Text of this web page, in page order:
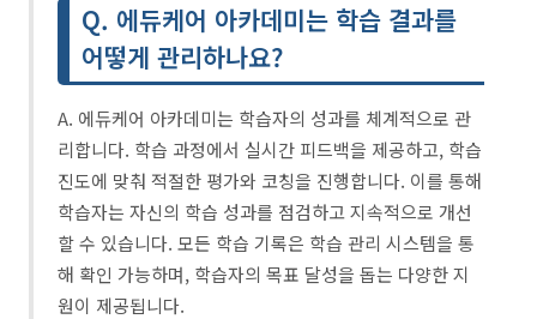
Q. 에듀케어 아카데미는 학습 결과를
어떻게 관리하나요?
A. 에듀케어 아카데미는 학습자의 성과를 체계적으로 관
리합니다. 학습 과정에서 실시간 피드백을 제공하고, 학습
진도에 맞춰 적절한 평가와 코칭을 진행합니다. 이를 통해
학습자는 자신의 학습 성과를 점검하고 지속적으로 개선
할 수 있습니다. 모든 학습 기록은 학습 관리 시스템을 통
해 확인 가능하며, 학습자의 목표 달성을 돕는 다양한 지
원이 제공됩니다.